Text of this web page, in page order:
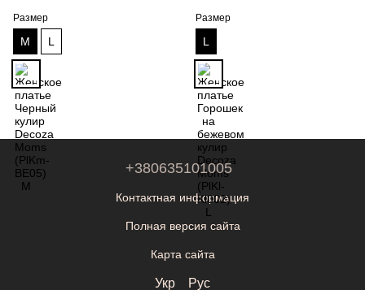
Размер
M L
Размер
L
+380635101005
Контактная информация
Полная версия сайта
Карта сайта
Укр Рус